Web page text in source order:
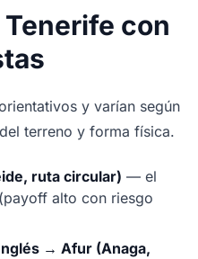
con
y varían según
terreno y forma física.
ruta circular) — el
alto con riesgo
→ Afur (Anaga,